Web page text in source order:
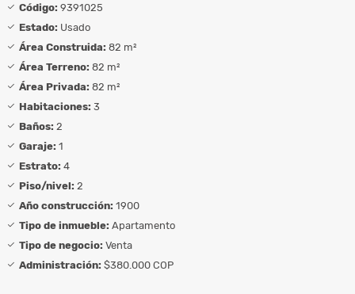
Código: 9391025
Estado: Usado
Área Construida: 82 m²
Área Terreno: 82 m²
Área Privada: 82 m²
Habitaciones: 3
Baños: 2
Garaje: 1
Estrato: 4
Piso/nivel: 2
Año construcción: 1900
Tipo de inmueble: Apartamento
Tipo de negocio: Venta
Administración: $380.000 COP